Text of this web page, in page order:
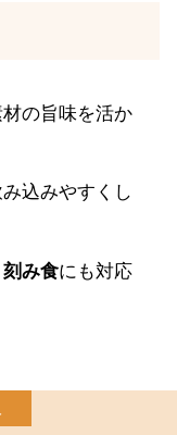
の旨味を活か
込みやすくし
刻み食にも対応